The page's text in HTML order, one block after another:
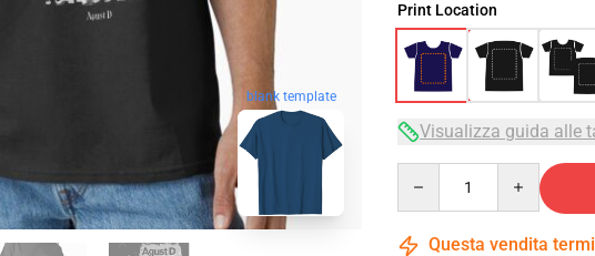
blank template
Print Location
Visualizza guida alle
Questa vendita